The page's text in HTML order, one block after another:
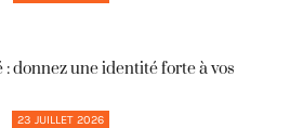
donnez une identité forte à vos
23 JUILLET 2026